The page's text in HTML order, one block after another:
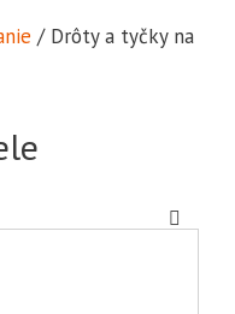
/ Drôty a tyčky na